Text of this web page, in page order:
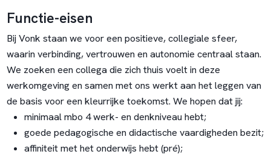
Functie-eisen
Bij Vonk staan we voor een positieve, collegiale sfeer,
waarin verbinding, vertrouwen en autonomie centraal staan.
We zoeken een collega die zich thuis voelt in deze
werkomgeving en samen met ons werkt aan het leggen van
de basis voor een kleurrijke toekomst. We hopen dat jij:
minimaal mbo 4 werk- en denkniveau hebt;
goede pedagogische en didactische vaardigheden bezit;
affiniteit met het onderwijs hebt (pré);